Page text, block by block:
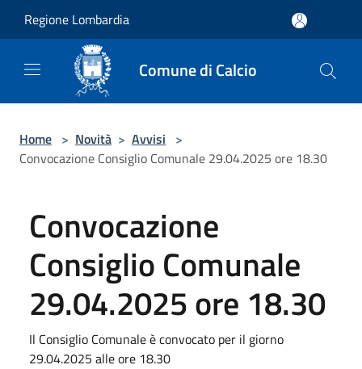
Regione Lombardia
Comune di Calcio
Home > Novità > Avvisi >
Convocazione Consiglio Comunale 29.04.2025 ore 18.30
Convocazione
Consiglio Comunale
29.04.2025 ore 18.30
Il Consiglio Comunale è convocato per il giorno
29.04.2025 alle ore 18.30